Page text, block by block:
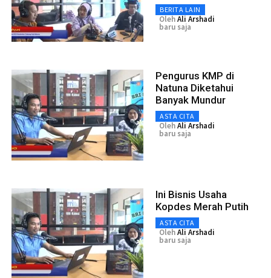
BERITA LAIN
OlehAli Arshadi
baru saja
Pengurus KMP di
Natuna Diketahui
Banyak Mundur
ASTA CITA
OlehAli Arshadi
baru saja
Ini Bisnis Usaha
Kopdes Merah Putih
ASTA CITA
OlehAli Arshadi
baru saja